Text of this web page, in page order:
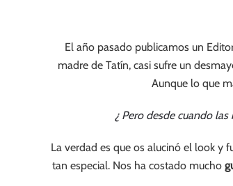
El año pasado publicamos un
madre de Tatín, casi sufre un
Aunque lo que
¿ Pero desde cuando
La verdad es que os alucinó el look y
tan especial. Nos ha costado mucho